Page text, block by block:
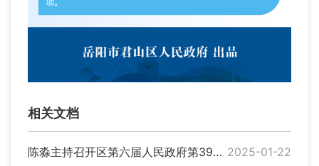
相关文档
陈淼主持召开区第六届人民政府第39次常务会议 2025-01-22